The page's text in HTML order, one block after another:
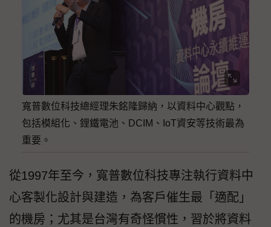
寬普數位科技總經理朱銘隆歸納，以資料中心觀點，
包括模組化、鋰鐵電池、DCIM、IoT資安等技術最為
重要。
從1997年至今，寬普數位科技專注執行資料中
心客製化設計與建造，為客戶催生最「適配」
的機房；尤其是台灣有奇怪慣性，習於將資料